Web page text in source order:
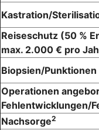
Kastration/
Reiseschutz (50 %
max. 2.000 € pro
Biopsien/Punktionen
Operationen
Fehlentwicklungen/
Nachsorge2